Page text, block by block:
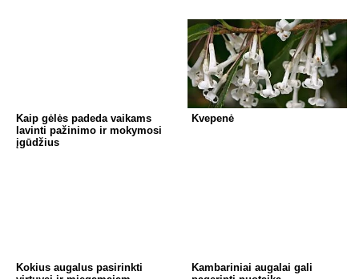
Kaip gėlės padeda vaikams
lavinti pažinimo ir mokymosi
įgūdžius
Kvepenė
Kokius augalus pasirinkti
Kambariniai augalai gali